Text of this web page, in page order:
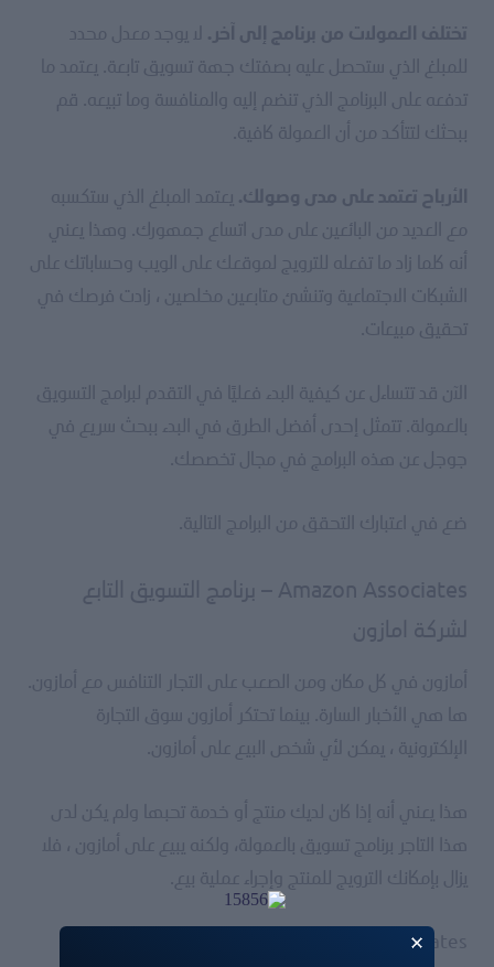
تختلف العمولات من برنامج إلى آخر. لا يوجد معدل محدد
للمبلغ الذي ستحصل عليه بصفتك جهة تسويق تابعة. يعتمد ما
تدفعه على البرنامج الذي تنضم إليه والمنافسة وما تبيعه. قم
ببحثك لتتأكد من أن العمولة كافية.
الأرباح تعتمد على مدى وصولك. يعتمد المبلغ الذي ستكسبه
مع العديد من البائعين على مدى اتساع جمهورك. وهذا يعني
أنه كلما زاد ما تفعله للترويج لموقعك على الويب وحساباتك على
الشبكات الاجتماعية وتنشئ متابعين مخلصين ، زادت فرصك في
تحقيق مبيعات.
الآن قد تتساءل عن كيفية البدء فعليًا في التقدم لبرامج التسويق
بالعمولة. تتمثل إحدى أفضل الطرق في البدء ببحث سريع في
جوجل عن هذه البرامج في مجال تخصصك.
ضع في اعتبارك التحقق من البرامج التالية.
Amazon Associates – برنامج التسويق التابع
لشركة امازون
أمازون في كل مكان ومن الصعب على التجار التنافس مع أمازون.
ها هي الأخبار السارة. بينما تحتكر أمازون سوق التجارة
الإلكترونية ، يمكن لأي شخص البيع على أمازون.
هذا يعني أنه إذا كان لديك منتج أو خدمة تحبها ولم يكن لدى
هذا التاجر برنامج تسويق بالعمولة، ولكنه يبيع على أمازون ، فلا
يزال بإمكانك الترويج للمنتج وإجراء عملية بيع.